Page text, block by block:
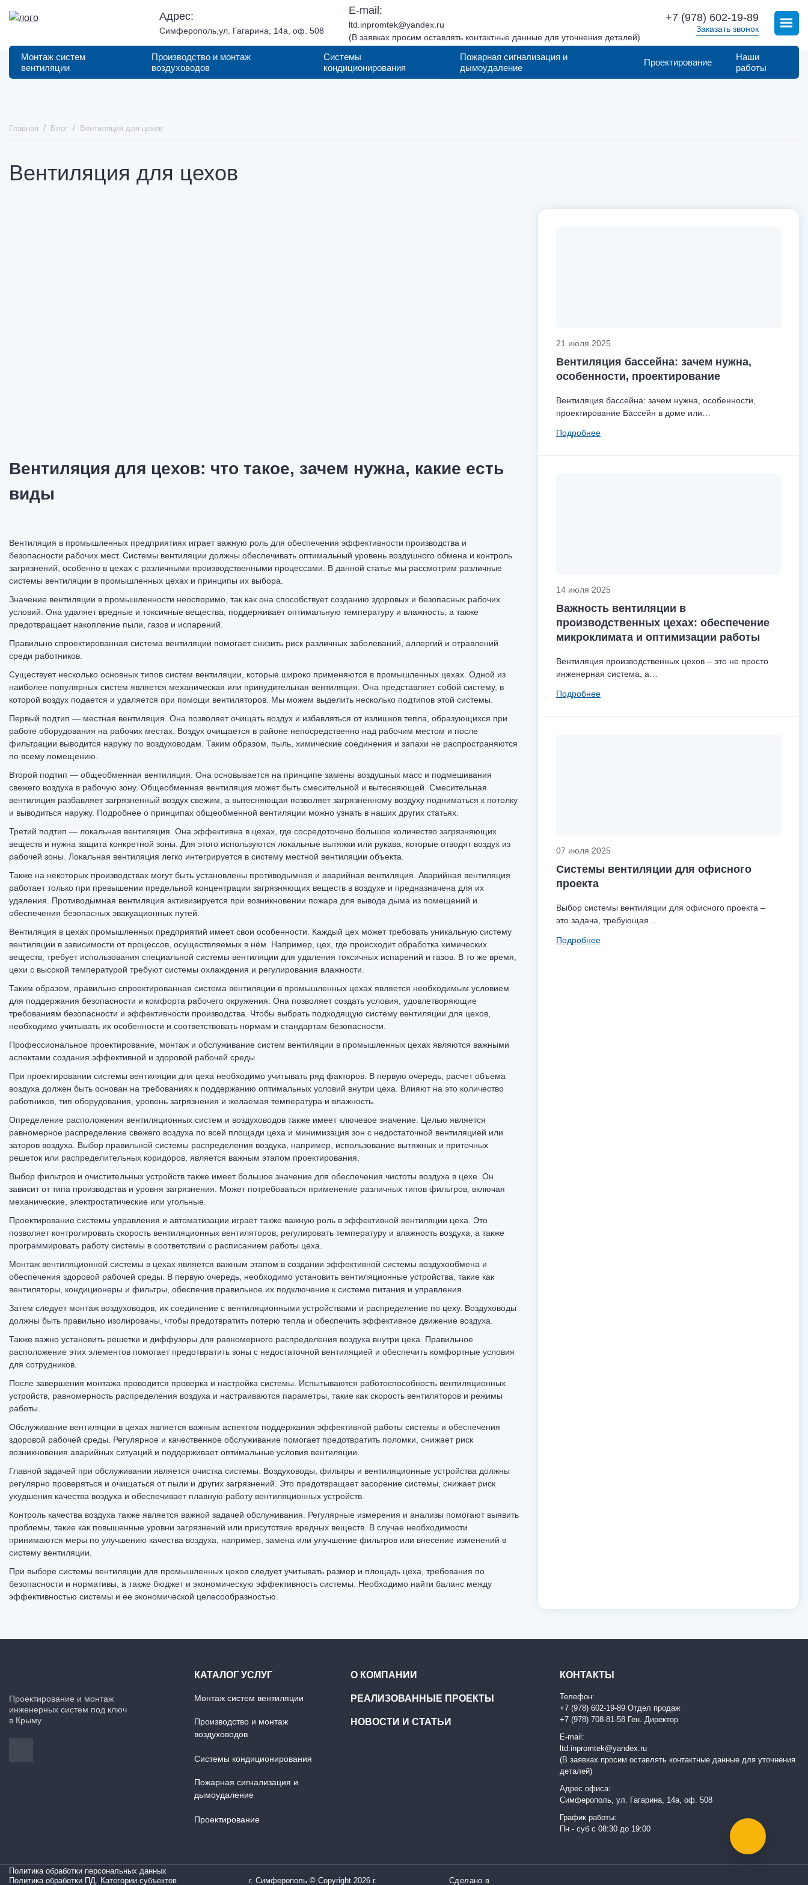
Адрес:
Симферополь,ул. Гагарина, 14а, оф. 508
E-mail:
ltd.inpromtek@yandex.ru
(В заявках просим оставлять контактные данные для уточнения деталей)
+7 (978) 602-19-89
Заказать звонок
Монтаж систем
вентиляции
Производство и монтаж
воздуховодов
Системы
кондиционирования
Пожарная сигнализация и
дымоудаление
Проектирование
Наши
работы
Главная Блог Вентиляция для цехов
Вентиляция для цехов
Вентиляция для цехов: что такое, зачем нужна, какие есть
виды
Вентиляция в промышленных предприятиях играет важную роль для обеспечения эффективности производства и
безопасности рабочих мест. Системы вентиляции должны обеспечивать оптимальный уровень воздушного обмена и контроль
загрязнений, особенно в цехах с различными производственными процессами. В данной статье мы рассмотрим различные
системы вентиляции в промышленных цехах и принципы их выбора.
Значение вентиляции в промышленности неоспоримо, так как она способствует созданию здоровых и безопасных рабочих
условий. Она удаляет вредные и токсичные вещества, поддерживает оптимальную температуру и влажность, а также
предотвращает накопление пыли, газов и испарений.
Правильно спроектированная система вентиляции помогает снизить риск различных заболеваний, аллергий и отравлений
среди работников.
Существует несколько основных типов систем вентиляции, которые широко применяются в промышленных цехах. Одной из
наиболее популярных систем является механическая или принудительная вентиляция. Она представляет собой систему, в
которой воздух подается и удаляется при помощи вентиляторов. Мы можем выделить несколько подтипов этой системы.
Первый подтип — местная вентиляция. Она позволяет очищать воздух и избавляться от излишков тепла, образующихся при
работе оборудования на рабочих местах. Воздух очищается в районе непосредственно над рабочим местом и после
фильтрации выводится наружу по воздуховодам. Таким образом, пыль, химические соединения и запахи не распространяются
по всему помещению.
Второй подтип — общеобменная вентиляция. Она основывается на принципе замены воздушных масс и подмешивания
свежего воздуха в рабочую зону. Общеобменная вентиляция может быть смесительной и вытесняющей. Смесительная
вентиляция разбавляет загрязненный воздух свежим, а вытесняющая позволяет загрязненному воздуху подниматься к потолку
и выводиться наружу. Подробнее о принципах общеобменной вентиляции можно узнать в наших других статьях.
Третий подтип — локальная вентиляция. Она эффективна в цехах, где сосредоточено большое количество загрязняющих
веществ и нужна защита конкретной зоны. Для этого используются локальные вытяжки или рукава, которые отводят воздух из
рабочей зоны. Локальная вентиляция легко интегрируется в систему местной вентиляции объекта.
Также на некоторых производствах могут быть установлены противодымная и аварийная вентиляция. Аварийная вентиляция
работает только при превышении предельной концентрации загрязняющих веществ в воздухе и предназначена для их
удаления. Противодымная вентиляция активизируется при возникновении пожара для вывода дыма из помещений и
обеспечения безопасных эвакуационных путей.
Вентиляция в цехах промышленных предприятий имеет свои особенности. Каждый цех может требовать уникальную систему
вентиляции в зависимости от процессов, осуществляемых в нём. Например, цех, где происходит обработка химических
веществ, требует использования специальной системы вентиляции для удаления токсичных испарений и газов. В то же время,
цехи с высокой температурой требуют системы охлаждения и регулирования влажности.
Таким образом, правильно спроектированная система вентиляции в промышленных цехах является необходимым условием
для поддержания безопасности и комфорта рабочего окружения. Она позволяет создать условия, удовлетворяющие
требованиям безопасности и эффективности производства. Чтобы выбрать подходящую систему вентиляции для цехов,
необходимо учитывать их особенности и соответствовать нормам и стандартам безопасности.
Профессиональное проектирование, монтаж и обслуживание систем вентиляции в промышленных цехах являются важными
аспектами создания эффективной и здоровой рабочей среды.
При проектировании системы вентиляции для цеха необходимо учитывать ряд факторов. В первую очередь, расчет объема
воздуха должен быть основан на требованиях к поддержанию оптимальных условий внутри цеха. Влияют на это количество
работников, тип оборудования, уровень загрязнения и желаемая температура и влажность.
Определение расположения вентиляционных систем и воздуховодов также имеет ключевое значение. Целью является
равномерное распределение свежего воздуха по всей площади цеха и минимизация зон с недостаточной вентиляцией или
заторов воздуха. Выбор правильной системы распределения воздуха, например, использование вытяжных и приточных
решеток или распределительных коридоров, является важным этапом проектирования.
Выбор фильтров и очистительных устройств также имеет большое значение для обеспечения чистоты воздуха в цехе. Он
зависит от типа производства и уровня загрязнения. Может потребоваться применение различных типов фильтров, включая
механические, электростатические или угольные.
Проектирование системы управления и автоматизации играет также важную роль в эффективной вентиляции цеха. Это
позволяет контролировать скорость вентиляционных вентиляторов, регулировать температуру и влажность воздуха, а также
программировать работу системы в соответствии с расписанием работы цеха.
Монтаж вентиляционной системы в цехах является важным этапом в создании эффективной системы воздухообмена и
обеспечения здоровой рабочей среды. В первую очередь, необходимо установить вентиляционные устройства, такие как
вентиляторы, кондиционеры и фильтры, обеспечив правильное их подключение к системе питания и управления.
Затем следует монтаж воздуховодов, их соединение с вентиляционными устройствами и распределение по цеху. Воздуховоды
должны быть правильно изолированы, чтобы предотвратить потерю тепла и обеспечить эффективное движение воздуха.
Также важно установить решетки и диффузоры для равномерного распределения воздуха внутри цеха. Правильное
расположение этих элементов помогает предотвратить зоны с недостаточной вентиляцией и обеспечить комфортные условия
для сотрудников.
После завершения монтажа проводится проверка и настройка системы. Испытываются работоспособность вентиляционных
устройств, равномерность распределения воздуха и настраиваются параметры, такие как скорость вентиляторов и режимы
работы.
Обслуживание вентиляции в цехах является важным аспектом поддержания эффективной работы системы и обеспечения
здоровой рабочей среды. Регулярное и качественное обслуживание помогает предотвратить поломки, снижает риск
возникновения аварийных ситуаций и поддерживает оптимальные условия вентиляции.
Главной задачей при обслуживании является очистка системы. Воздуховоды, фильтры и вентиляционные устройства должны
регулярно проверяться и очищаться от пыли и других загрязнений. Это предотвращает засорение системы, снижает риск
ухудшения качества воздуха и обеспечивает плавную работу вентиляционных устройств.
Контроль качества воздуха также является важной задачей обслуживания. Регулярные измерения и анализы помогают выявить
проблемы, такие как повышенные уровни загрязнений или присутствие вредных веществ. В случае необходимости
принимаются меры по улучшению качества воздуха, например, замена или улучшение фильтров или внесение изменений в
систему вентиляции.
При выборе системы вентиляции для промышленных цехов следует учитывать размер и площадь цеха, требования по
безопасности и нормативы, а также бюджет и экономическую эффективность системы. Необходимо найти баланс между
эффективностью системы и ее экономической целесообразностью.
21 июля 2025
Вентиляция бассейна: зачем нужна,
особенности, проектирование
Вентиляция бассейна: зачем нужна, особенности,
проектирование Бассейн в доме или…
Подробнее
14 июля 2025
Важность вентиляции в
производственных цехах: обеспечение
микроклимата и оптимизации работы
Вентиляция производственных цехов – это не просто
инженерная система, а…
Подробнее
07 июля 2025
Системы вентиляции для офисного
проекта
Выбор системы вентиляции для офисного проекта –
это задача, требующая…
Подробнее
Проектирование и монтаж
инженерных систем под ключ
в Крыму
КАТАЛОГ УСЛУГ
Монтаж систем вентиляции
Производство и монтаж
воздуховодов
Системы кондиционирования
Пожарная сигнализация и
дымоудаление
Проектирование
О КОМПАНИИ
РЕАЛИЗОВАННЫЕ ПРОЕКТЫ
НОВОСТИ И СТАТЬИ
КОНТАКТЫ
Телефон:
+7 (978) 602-19-89 Отдел продаж
+7 (978) 708-81-58 Ген. Директор
E-mail:
ltd.inpromtek@yandex.ru
(В заявках просим оставлять контактные данные для уточнения
деталей)
Адрес офиса:
Симферополь, ул. Гагарина, 14а, оф. 508
График работы:
Пн - суб с 08:30 до 19:00
Политика обработки персональных данных
Политика обработки ПД. Категории субъектов
г. Симферополь © Copyright 2026 г. Сделано в